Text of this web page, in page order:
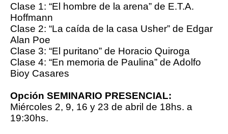
Clase 1: “El hombre de la arena” de E.T.A.
Hoffmann
Clase 2: “La caída de la casa Usher” de Edgar
Alan Poe
Clase 3: “El puritano” de Horacio Quiroga
Clase 4: “En memoria de Paulina” de Adolfo
Bioy Casares
Opción SEMINARIO PRESENCIAL:
Miércoles 2, 9, 16 y 23 de abril de 18hs. a
19:30hs.